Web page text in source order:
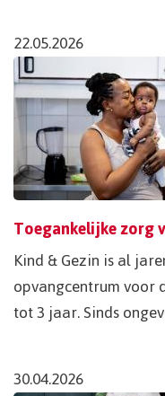
22.05.2026
Kind & Gezin is al
opvangcentrum voor
tot 3 jaar. Sinds
30.04.2026